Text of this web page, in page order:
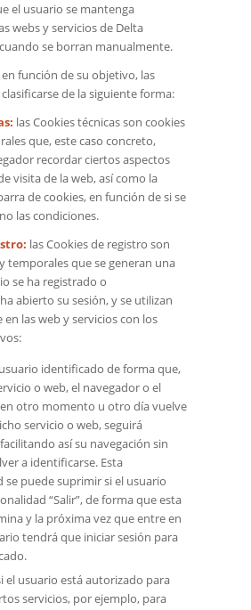
el usuario se mantenga
webs y servicios de Delta
se borran manualmente.
función de su objetivo, las
de la siguiente forma:
las Cookies técnicas son cookies
que, este caso concreto,
recordar ciertos aspectos
visita de la web, así como la
de cookies, en función de si se
las condiciones.
las Cookies de registro son
temporales que se generan una
se ha registrado o
abierto su sesión, y se utilizan
las web y servicios con los
identificado de forma que,
o web, el navegador o el
otro momento u otro día vuelve
servicio o web, seguirá
así su navegación sin
a identificarse. Esta
se puede suprimir si el usuario
“Salir”, de forma que esta
y la próxima vez que entre en
tendrá que iniciar sesión para
el usuario está autorizado para
servicios, por ejemplo, para